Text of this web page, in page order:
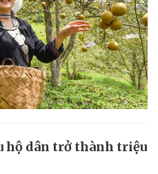
hộ dân trở thành triệu